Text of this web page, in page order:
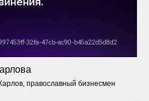
православный бизнесмен